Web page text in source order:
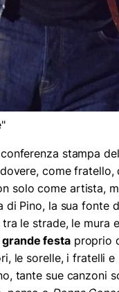
stampa
come
solo come artista,
di Pino, la sua fonte
le strade, le mura
grande festaproprio
le sorelle, i fratelli
tante sue canzoni